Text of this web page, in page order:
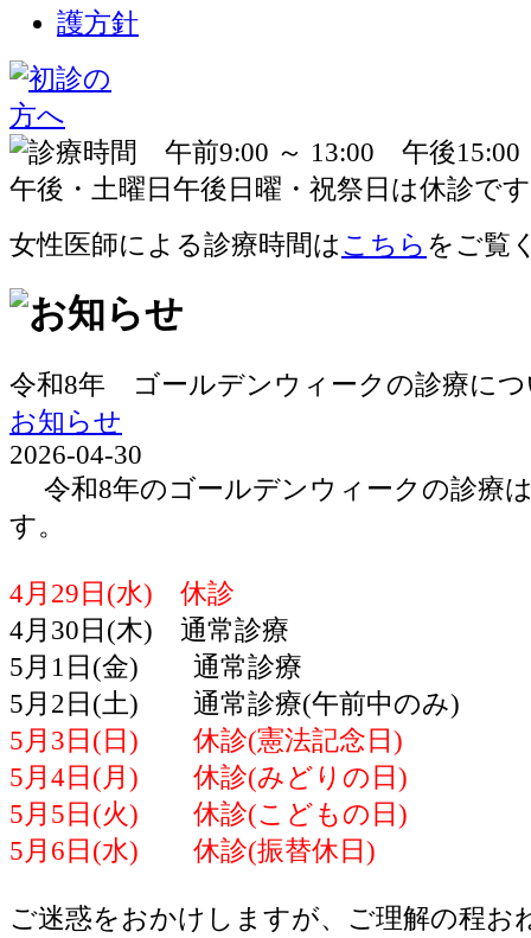
女性医師による診療時間は こちら をご覧
令和8年 ゴールデンウィークの診療に
お知らせ
2026-04-30
令和8年のゴールデンウィークの診療
す。
4月29日(水) 休診
4月30日(木) 通常診療
5月1日(金) 通常診療
5月2日(土) 通常診療(午前中のみ)
5月3日(日) 休診(憲法記念日)
5月4日(月) 休診(みどりの日)
5月5日(火) 休診(こどもの日)
5月6日(水) 休診(振替休日)
ご迷惑をおかけしますが、ご理解の程お